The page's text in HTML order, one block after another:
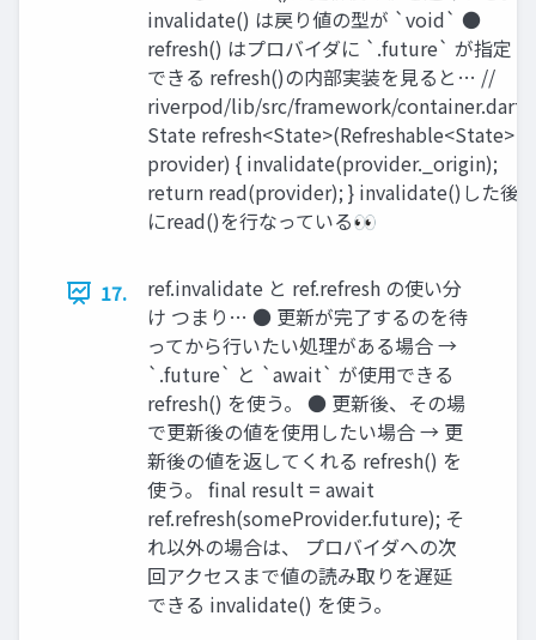
invalidate() は戻り値の型が `void` ●
refresh() はプロバイダに `.future` が指定
できる refresh()の内部実装を見ると… //
riverpod/lib/src/framework/container.dart
State refresh<State>(Refreshable<State>
provider) { invalidate(provider._origin);
return read(provider); } invalidate()した後
にread()を行なっている👀
17.
ref.invalidate と ref.refresh の使い分
け つまり… ● 更新が完了するのを待
ってから行いたい処理がある場合 →
`.future` と `await` が使用できる
refresh() を使う。 ● 更新後、その場
で更新後の値を使用したい場合 → 更
新後の値を返してくれる refresh() を
使う。 final result = await
ref.refresh(someProvider.future); そ
れ以外の場合は、 プロバイダへの次
回アクセスまで値の読み取りを遅延
できる invalidate() を使う。